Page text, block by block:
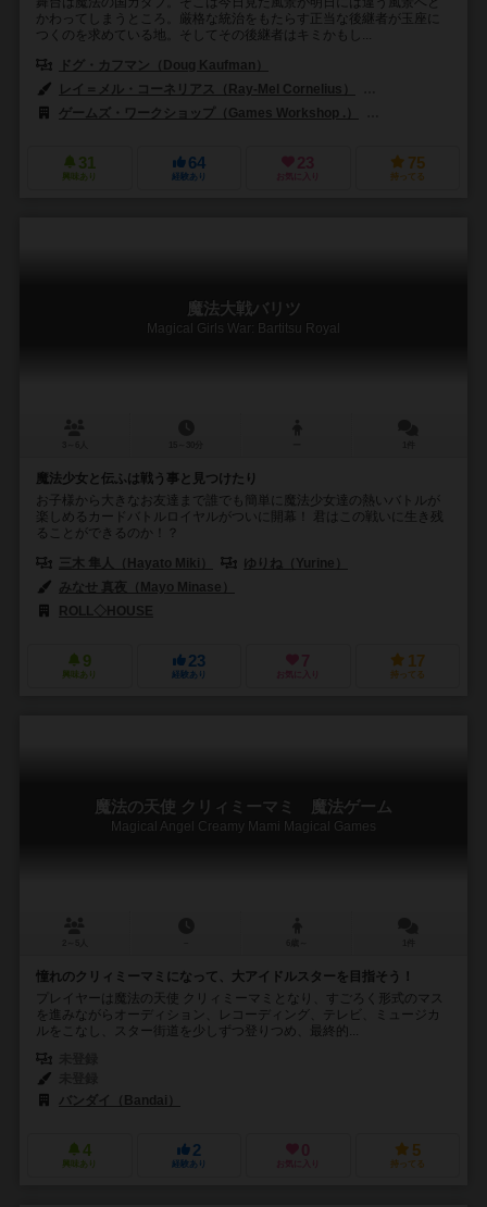
かわってしまうところ。厳格な統治をもたらす正当な後継者が玉座に
つくのを求めている地。そしてその後継者はキミかもし...
ドグ・カフマン（Doug Kaufman）
レイ＝メル・コーネリアス（Ray-Mel Cornelius）
ゲームズ・ワークショップ（Games Workshop .）
31
興味あり
64
経験あり
23
お気に入り
75
持ってる
魔法大戦バリツ
Magical Girls War: Bartitsu Royal
魔法少女と伝ふは戦う事と見つけたり
お子様から大きなお友達まで誰でも簡単に魔法少女達の熱いバトルが
楽しめるカードバトルロイヤルがついに開幕！ 君はこの戦いに生き残
ることができるのか！？
三木 隼人（Hayato Miki）
ゆりね（Yurine）
みなせ 真夜（Mayo Minase）
ROLL◇HOUSE
9
興味あり
23
経験あり
7
お気に入り
17
持ってる
魔法の天使 クリィミーマミ 魔法ゲーム
Magical Angel Creamy Mami Magical Games
憧れのクリィミーマミになって、大アイドルスターを目指そう！
プレイヤーは魔法の天使 クリィミーマミとなり、すごろく形式のマス
を進みながらオーディション、レコーディング、テレビ、ミュージカ
ルをこなし、スター街道を少しずつ登りつめ、最終的...
バンダイ（Bandai）
4
興味あり
2
経験あり
0
お気に入り
5
持ってる